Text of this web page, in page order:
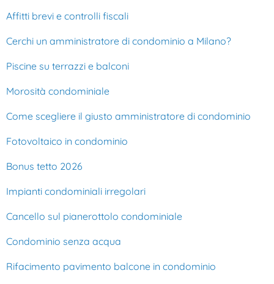
Affitti brevi e controlli fiscali
Cerchi un amministratore di condominio a Milano?
Piscine su terrazzi e balconi
Morosità condominiale
Come scegliere il giusto amministratore di condominio
Fotovoltaico in condominio
Bonus tetto 2026
Impianti condominiali irregolari
Cancello sul pianerottolo condominiale
Condominio senza acqua
Rifacimento pavimento balcone in condominio